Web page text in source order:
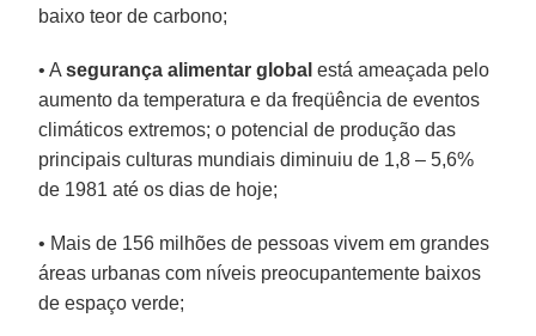
baixo teor de carbono;
• Asegurança alimentar global está ameaçada pelo
aumento da temperatura e da freqüência de eventos
climáticos extremos; o potencial de produção das
principais culturas mundiais diminuiu de 1,8 – 5,6%
de 1981 até os dias de hoje;
• Mais de 156 milhões de pessoas vivem em grandes
áreas urbanas com níveis preocupantemente baixos
de espaço verde;